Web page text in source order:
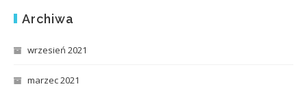
Archiwa
wrzesień 2021
marzec 2021